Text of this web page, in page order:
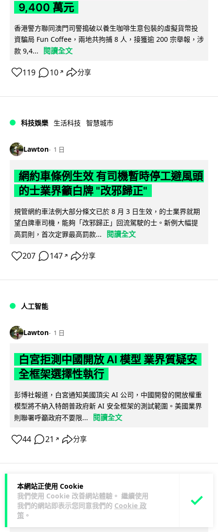
本網站正使用 Cookie
我們使用 Cookie 改善網站體驗。 繼續使用
我們的網站即表示您同意我們的 Cookie 政
策 。
9,400 萬元
香港警方聯同澳門司警搗破以養生咖啡生意包裝的虛擬貨幣投
資騙局 Fun Coffee，兩地共拘捕 8 人，接獲逾 200 宗舉報，涉
款 9,4...
閱讀全文
119 10 ↗ 分享
科技娛樂 生活科技 智慧城市
Lawton 1 日
網約車條例生效 有司機暫時停工避風頭
的士業界籲白牌 "改邪歸正"
規管網約車法例大部分條文已於 8 月 3 日生效，的士業界就期
望白牌車司機，能夠「改邪歸正」回流駕駛的士。新例大幅提
高罰則，首次定罪最高罰款...
閱讀全文
207 147 ↗ 分享
人工智能
Lawton 1 日
白宮拒測中國開放 AI 模型 業界質疑安
全框架選擇性執行
彭博社報道，白宮通知美國頂尖 AI 公司，中國開發的開放權重
模型將不納入特朗普政府新 AI 安全框架的測試範圍。美國業界
則聯署呼籲政府不要限...
閱讀全文
44 21 ↗ 分享
人工智能
Vin